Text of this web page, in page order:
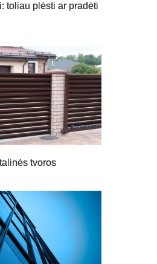
toliau plėsti ar pradėti
tvoros